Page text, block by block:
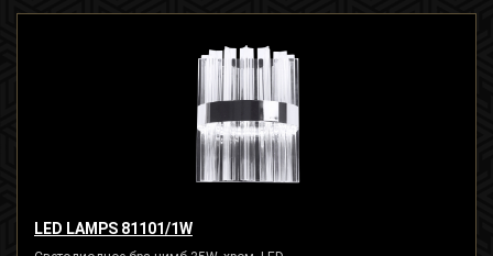
LED LAMPS 81101/1W